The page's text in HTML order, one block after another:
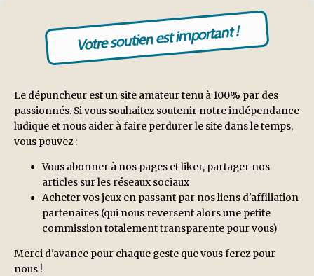
Votre soutien est important !
Le dépuncheur est un site amateur tenu à 100% par des
passionnés. Si vous souhaitez soutenir notre indépendance
ludique et nous aider à faire perdurer le site dans le temps,
vous pouvez :
Vous abonner à nos pages et liker, partager nos
articles sur les réseaux sociaux
Acheter vos jeux en passant par nos liens d'affiliation
partenaires (qui nous reversent alors une petite
commission totalement transparente pour vous)
Merci d'avance pour chaque geste que vous ferez pour
nous !